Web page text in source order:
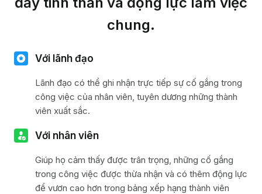
chung.
Với lãnh đạo
Lãnh đạo có thể ghi nhận trực tiếp sự cố gắng trong
công việc của nhân viên, tuyên dương những thành
viên xuất sắc.
Với nhân viên
Giúp họ cảm thấy được trân trọng, những cố gắng
trong công việc được thừa nhận và có thêm động lực
để vươn cao hơn trong bảng xếp hạng thành viên